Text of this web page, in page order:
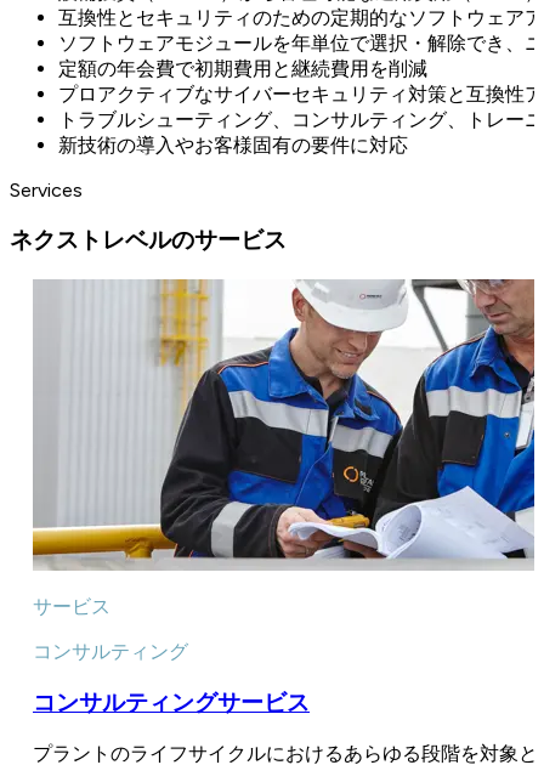
互換性とセキュリティのための定期的なソフトウェア
ソフトウェアモジュールを年単位で選択・解除でき、
定額の年会費で初期費用と継続費用を削減
プロアクティブなサイバーセキュリティ対策と互換性
トラブルシューティング、コンサルティング、トレー
新技術の導入やお客様固有の要件に対応
Services
ネクストレベルのサービス
サービス
コンサルティング
コンサルティングサービス
プラントのライフサイクルにおけるあらゆる段階を対象